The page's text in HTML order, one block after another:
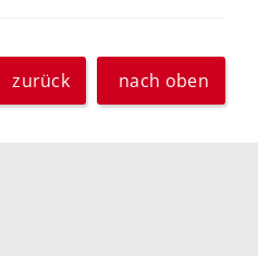
zurück nach oben